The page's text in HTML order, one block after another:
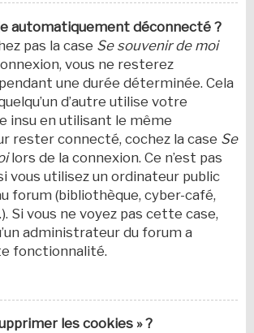
automatiquement déconnecté ?
pas la case Se souvenir de moi
vous ne resterez
une durée déterminée. Cela
d’autre utilise votre
insu en utilisant le même
rester connecté, cochez la case Se
lors de la connexion. Ce n’est pas
vous utilisez un ordinateur public
forum (bibliothèque, cyber-café,
Si vous ne voyez pas cette case,
administrateur du forum a
fonctionnalité.
les cookies » ?